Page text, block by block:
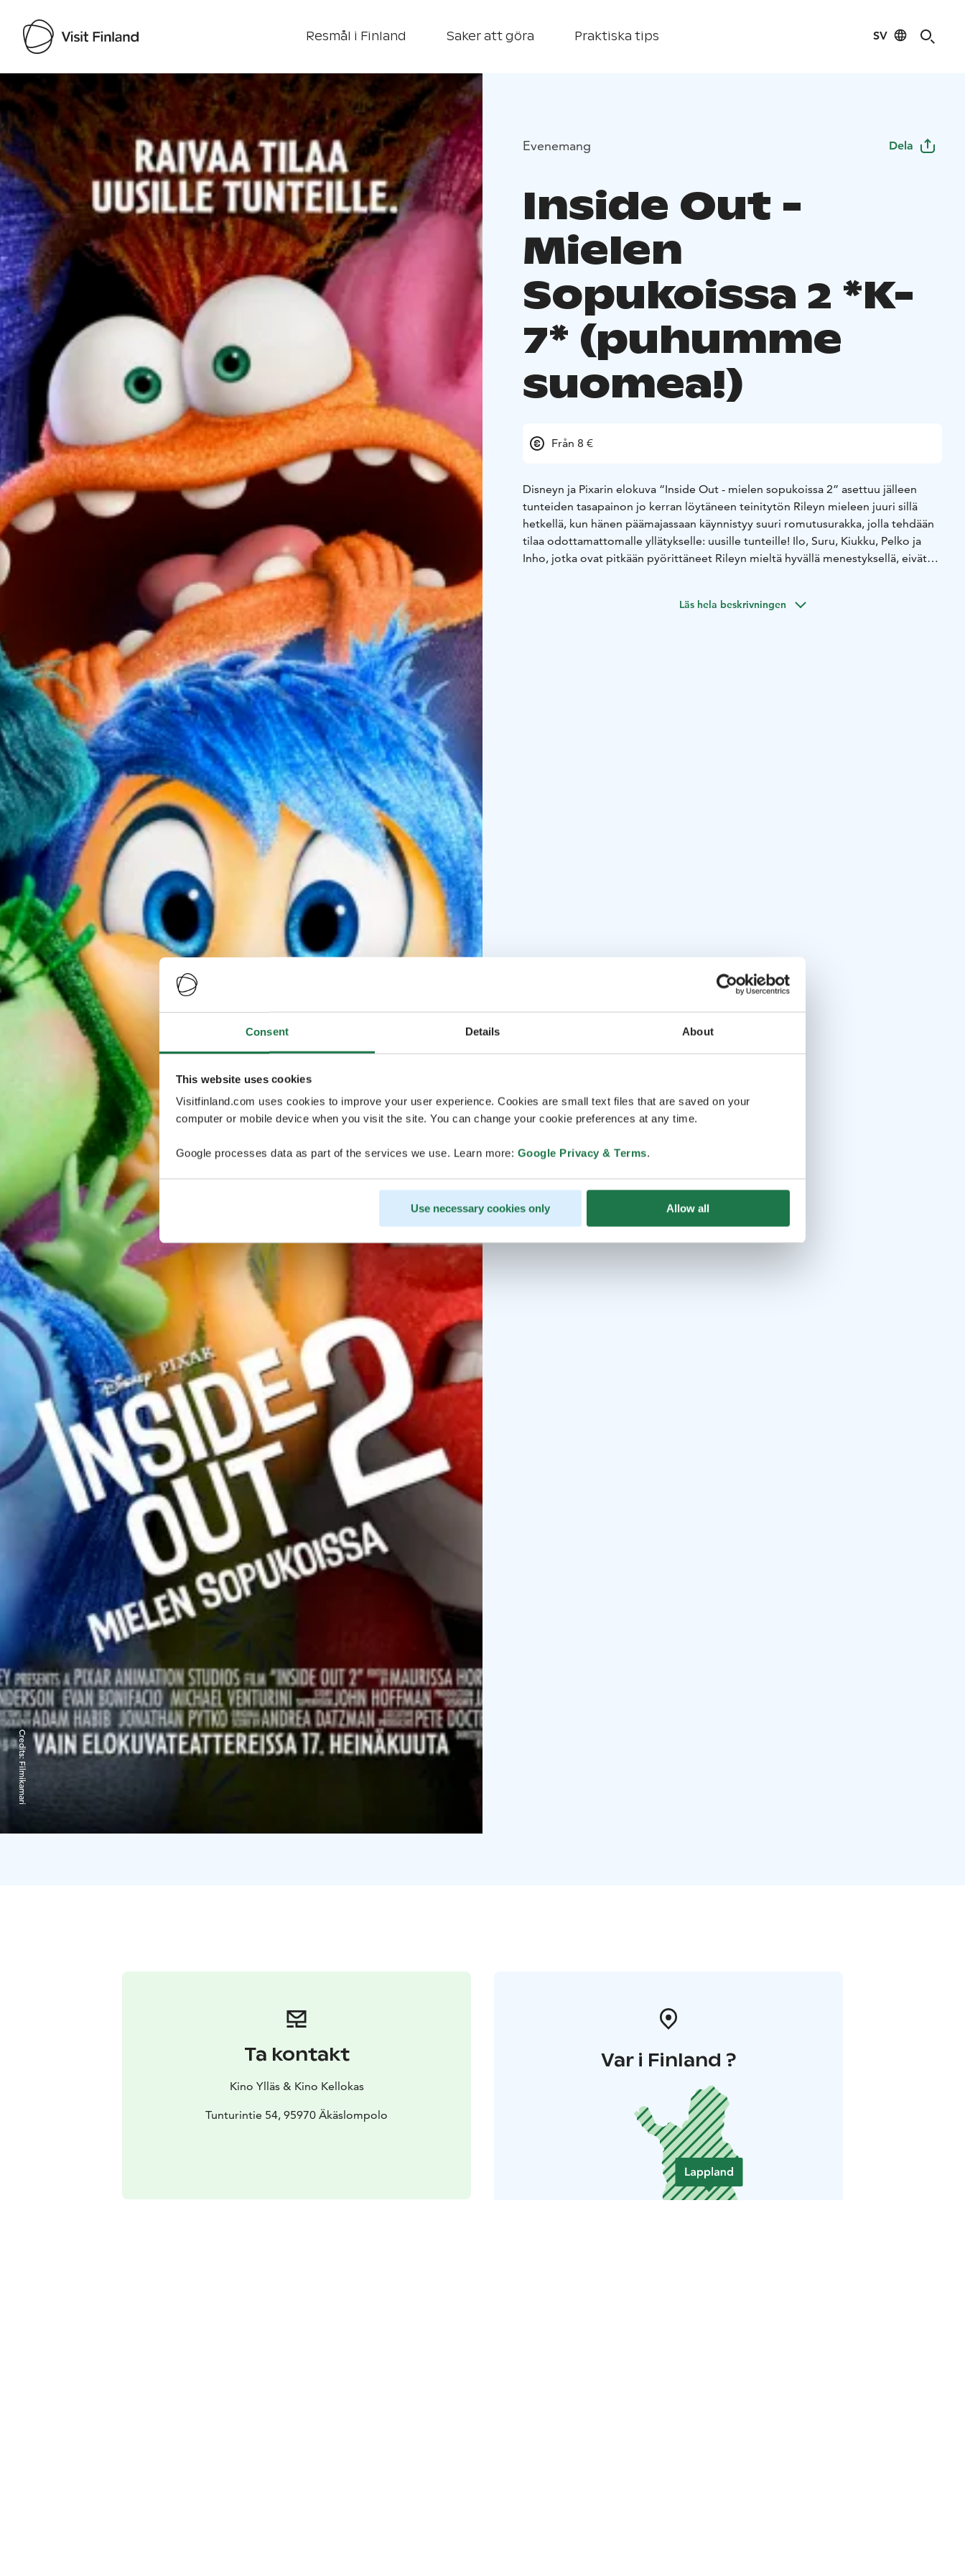
Consent Details About
This website uses cookies
Visitfinland.com uses cookies to improve your user experience. Cookies are small text files that are saved on your
computer or mobile device when you visit the site. You can change your cookie preferences at any time.
Google processes data as part of the services we use. Learn more: Google Privacy & Terms.
Use necessary cookies only Allow all
Resmål i Finland Saker att göra Praktiska tips SV
Visit Finland
Credits:
Filmikamari
Evenemang Dela
Inside Out -
Mielen
Sopukoissa 2 *K-
7* (puhumme
suomea!)
Från 8 €
Disneyn ja Pixarin elokuva “Inside Out - mielen sopukoissa 2” asettuu jälleen
tunteiden tasapainon jo kerran löytäneen teinitytön Rileyn mieleen juuri sillä
hetkellä, kun hänen päämajassaan käynnistyy suuri romutusurakka, jolla tehdään
tilaa odottamattomalle yllätykselle: uusille tunteille! Ilo, Suru, Kiukku, Pelko ja
Inho, jotka ovat pitkään pyörittäneet Rileyn mieltä hyvällä menestyksellä, eivät
Läs hela beskrivningen
Ta kontakt
Kino Ylläs & Kino Kellokas
Tunturintie 54, 95970 Äkäslompolo
Var i Finland ?